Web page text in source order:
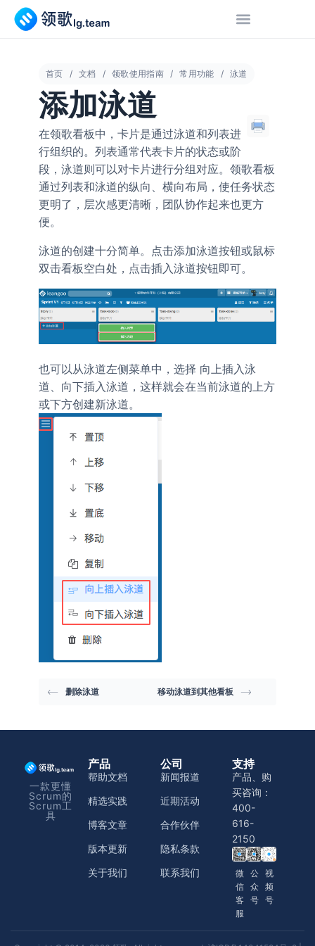
首页 文档 领歌使用指南 常用功能 泳道
添加泳道
在领歌看板中，卡片是通过泳道和列表进
行组织的。列表通常代表卡片的状态或阶
段，泳道则可以对卡片进行分组对应。领歌看板
通过列表和泳道的纵向、横向布局，使任务状态
更明了，层次感更清晰，团队协作起来也更方
便。
泳道的创建十分简单。点击添加泳道按钮或鼠标
双击看板空白处，点击插入泳道按钮即可。
也可以从泳道左侧菜单中，选择 向上插入泳
道、 向下插入泳道 ，这样就会在当前泳道的上方
或下方创建新泳道。
删除泳道 移动泳道到其他看板
一款更懂
Scrum的
Scrum工
具
产品
帮助文档
精选实践
博客文章
版本更新
关于我们
公司
新闻报道
近期活动
合作伙伴
隐私条款
联系我们
支持
产品、购
买咨询：
400-
616-
2150
微
信
客
服
公
众
号
视
频
号